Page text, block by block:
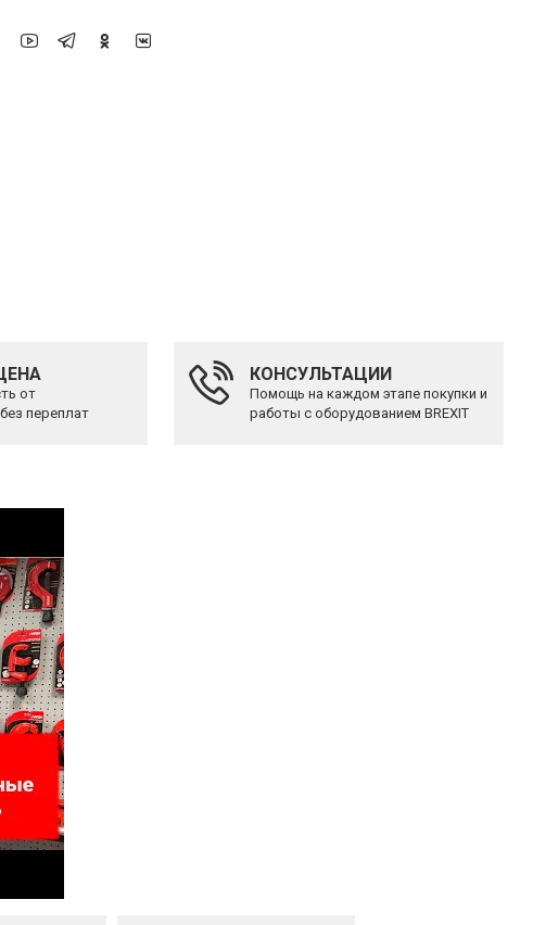
от
переплат
КОНСУЛЬТАЦИИ
Помощь на каждом этапе покупки и
работы с оборудованием BREXIT